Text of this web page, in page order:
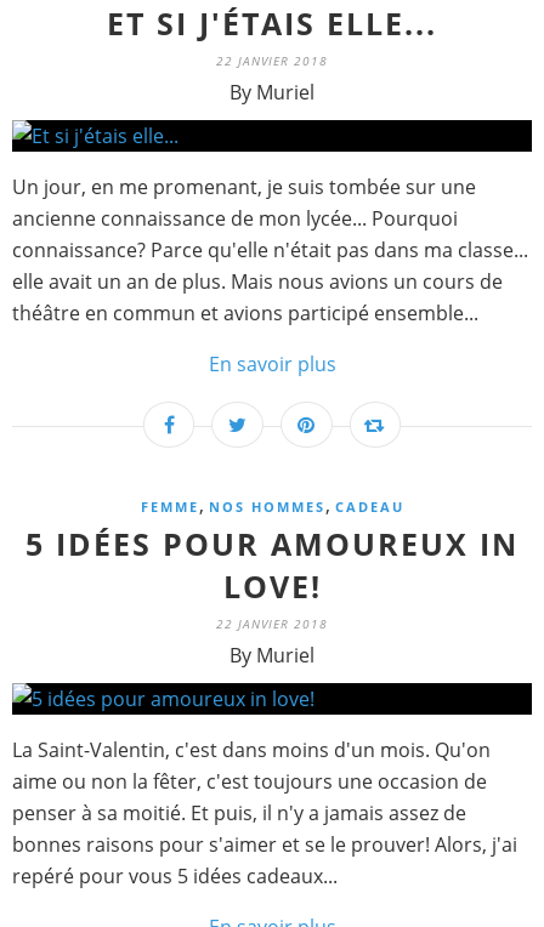
ET SI J'ÉTAIS ELLE...
22 JANVIER 2018
By Muriel
Un jour, en me promenant, je suis tombée sur une
ancienne connaissance de mon lycée... Pourquoi
connaissance? Parce qu'elle n'était pas dans ma classe...
elle avait un an de plus. Mais nous avions un cours de
théâtre en commun et avions participé ensemble...
En savoir plus
FEMME , NOS HOMMES , CADEAU
5 IDÉES POUR AMOUREUX IN
LOVE!
22 JANVIER 2018
By Muriel
La Saint-Valentin, c'est dans moins d'un mois. Qu'on
aime ou non la fêter, c'est toujours une occasion de
penser à sa moitié. Et puis, il n'y a jamais assez de
bonnes raisons pour s'aimer et se le prouver! Alors, j'ai
repéré pour vous 5 idées cadeaux...